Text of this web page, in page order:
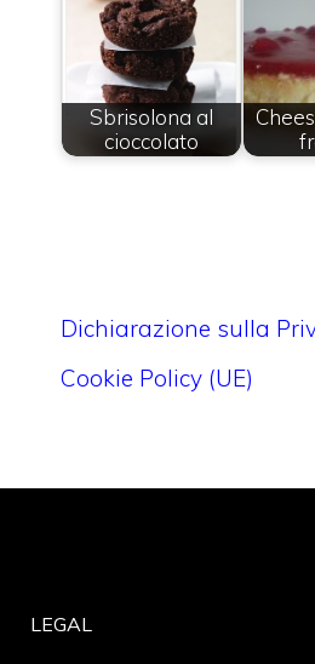
Sbrisolona al
cioccolato
Dichiarazione sulla
Cookie Policy (UE)
LEGAL